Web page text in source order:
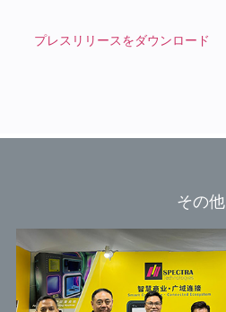
プレスリリースをダウンロード
その他